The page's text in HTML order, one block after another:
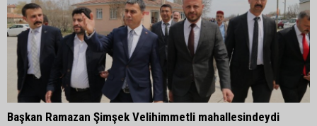
Başkan Ramazan Şimşek Velihimmetli mahallesindeydi